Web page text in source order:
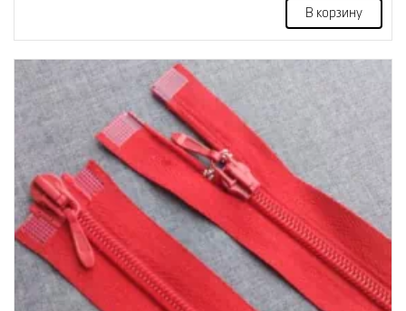
В корзину